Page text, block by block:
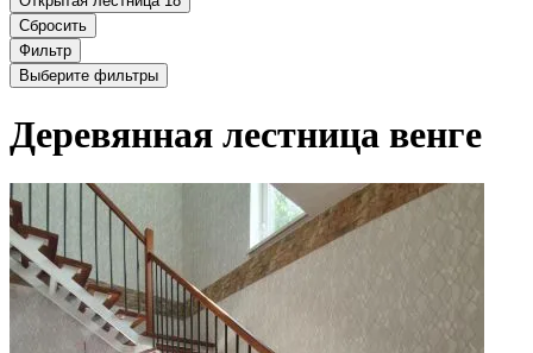
Сбросить
Фильтр
Выберите фильтры
Деревянная лестница венге